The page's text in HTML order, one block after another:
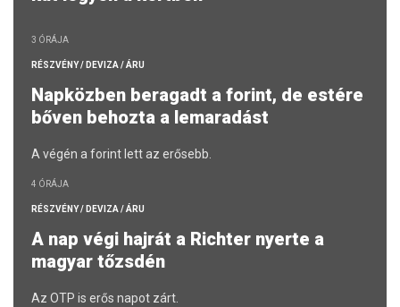
3 ÓRÁJA
RÉSZVÉNY / DEVIZA / ÁRU
Napközben beragadt a forint, de estére
bőven behozta a lemaradást
A végén a forint lett az erősebb.
4 ÓRÁJA
RÉSZVÉNY / DEVIZA / ÁRU
A nap végi hajrát a Richter nyerte a
magyar tőzsdén
Az OTP is erős napot zárt.